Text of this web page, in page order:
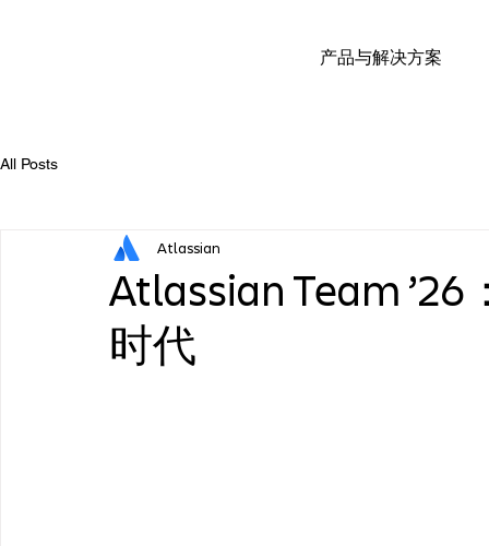
产品与解决方案
All Posts
Atlassian Team ’26
时代
Atlassian